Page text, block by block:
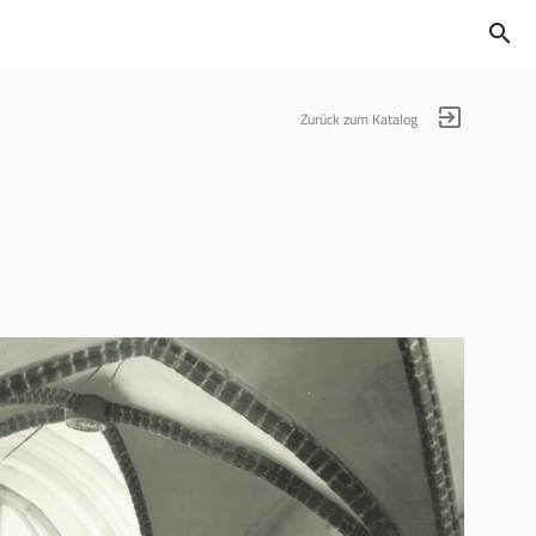
search
Zurück zum Katalog exit_to_app